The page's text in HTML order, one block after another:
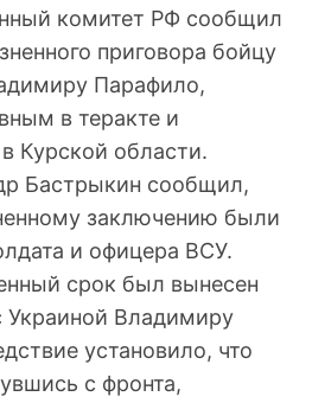
комитет РФ сообщил
приговора бойцу
Парафило,
в теракте и
Курской области.
Бастрыкин сообщил,
заключению были
и офицера ВСУ.
срок был вынесен
Украиной Владимиру
установило, что
с фронта,